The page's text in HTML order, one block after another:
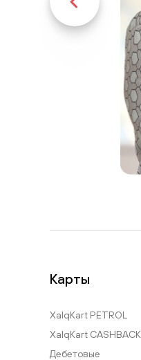
Карты
XalqKart PETROL
XalqKart CASHBACK
Дебетовые